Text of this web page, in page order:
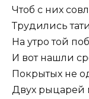
Чтоб с них
Трудились
На утро той
И вот нашли
Покрытых не
Двух рыцарей